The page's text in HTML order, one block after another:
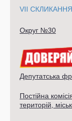
VII СКЛИКАННЯ
Округ №30
Депутатська
Постійна
територій,